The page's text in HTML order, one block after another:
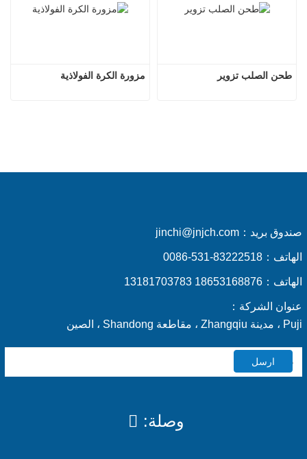
مزورة الكرة الفولاذية طحن الصلب تزوير
صندوق بريد： jinchi@jnjch.com
الهاتف： 0086-531-83222518
الهاتف： 18653168876 13181703783
عنوان الشركة：
Puji ، مدينة Zhangqiu ، مقاطعة Shandong ، الصين
ارسل
وصلة: